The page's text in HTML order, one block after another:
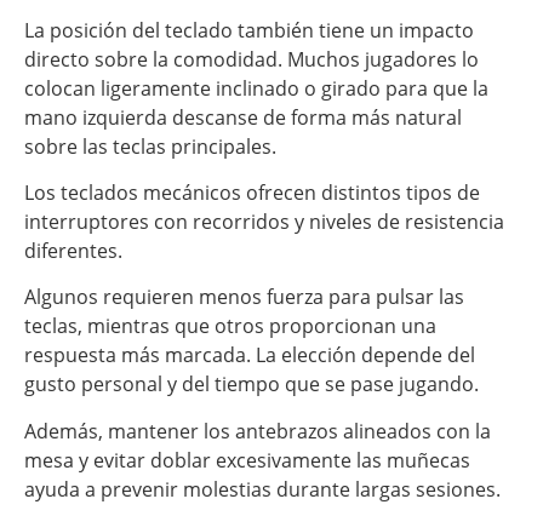
La posición del teclado también tiene un impacto
directo sobre la comodidad. Muchos jugadores lo
colocan ligeramente inclinado o girado para que la
mano izquierda descanse de forma más natural
sobre las teclas principales.
Los teclados mecánicos ofrecen distintos tipos de
interruptores con recorridos y niveles de resistencia
diferentes.
Algunos requieren menos fuerza para pulsar las
teclas, mientras que otros proporcionan una
respuesta más marcada. La elección depende del
gusto personal y del tiempo que se pase jugando.
Además, mantener los antebrazos alineados con la
mesa y evitar doblar excesivamente las muñecas
ayuda a prevenir molestias durante largas sesiones.